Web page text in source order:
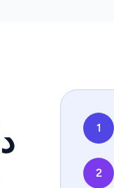
1
2